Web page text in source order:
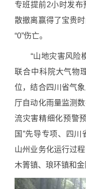
专班提前2小时发布
散撤离赢得了宝贵
“0”伤亡。
“山地灾害风险
联合中科院大气物
位，结合四川省气
厅自动化雨量监测
流灾害精细化预警
国”先导专项、四
山州业务化运行过
木箐镇、琅环镇和